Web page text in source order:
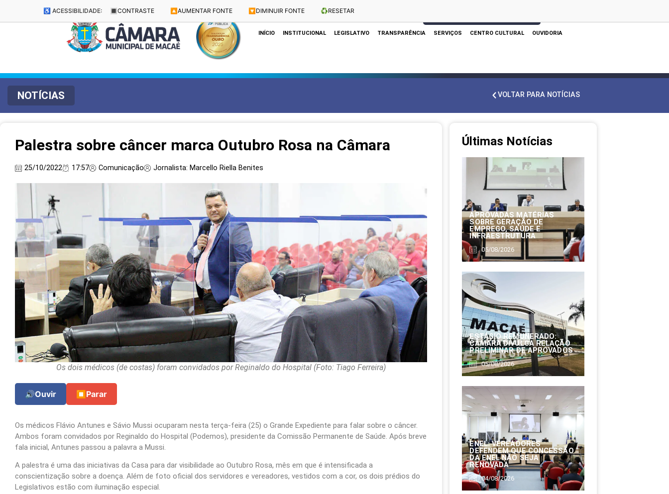
♿ ACESSIBILIDADE: 🔳 CONTRASTE 🔼 AUMENTAR FONTE 🔽 DIMINUIR FONTE ♻️RESETAR
Dias e Horários das Sessões: Terças e Quartas às 10h
INÍCIO INSTITUCIONAL LEGISLATIVO TRANSPARÊNCIA SERVIÇOS CENTRO CULTURAL OUVIDORIA
NOTÍCIAS VOLTAR PARA NOTÍCIAS
Palestra sobre câncer marca Outubro Rosa na Câmara
25/10/2022 17:57 Comunicação Jornalista: Marcello Riella Benites
Os dois médicos (de costas) foram convidados por Reginaldo do Hospital (Foto: Tiago Ferreira)
🔊Ouvir ⏹ Parar
Os médicos Flávio Antunes e Sávio Mussi ocuparam nesta terça-feira (25) o Grande Expediente para falar sobre o câncer.
Ambos foram convidados por Reginaldo do Hospital (Podemos), presidente da Comissão Permanente de Saúde. Após breve
fala inicial, Antunes passou a palavra a Mussi.
A palestra é uma das iniciativas da Casa para dar visibilidade ao Outubro Rosa, mês em que é intensificada a
conscientização sobre a doença. Além de foto oficial dos servidores e vereadores, vestidos com a cor, os dois prédios do
Legislativos estão com iluminação especial.
Últimas Notícias
APROVADAS MATÉRIAS
SOBRE GERAÇÃO DE
EMPREGO, SAÚDE E
INFRAESTRUTURA
05/08/2026
ESTÁGIO REMUNERADO:
CÂMARA DIVULGA RELAÇÃO
PRELIMINAR DE APROVADOS
05/08/2026
ENEL: VEREADORES
DEFENDEM QUE CONCESSÃO
DA ENEL NÃO SEJA
RENOVADA
04/08/2026